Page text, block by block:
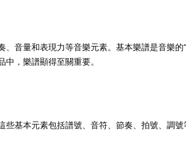
音量和表現力等音樂元素。基本樂譜是音樂
，樂譜顯得至關重要。
基本元素包括譜號、音符、節奏、拍號、調